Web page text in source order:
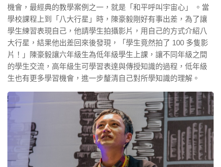
機會，最經典的教學案例之一，就是「和平呼叫宇宙心」 。當
學校課程上到「八大行星」時，陳豪毅剛好有事出差，為了讓
學生練習表現自己，他請學生拍攝影片，用自己的方式介紹八
大行星，結果他出差回來後發現，「學生竟然拍了 100 多隻影
片！」陳豪毅讓六年級生為低年級學生上課，讓不同年級之間
的學生交流，高年級生可學習表達與傳授知識的過程，低年級
生也有更多學習機會，進一步釐清自己對所學知識的理解。